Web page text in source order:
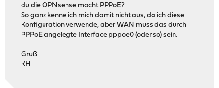
du die OPNsense macht PPPoE?
So ganz kenne ich mich damit nicht aus, da ich diese
Konfiguration verwende, aber WAN muss das durch
PPPoE angelegte Interface pppoe0 (oder so) sein.
Gruß
KH